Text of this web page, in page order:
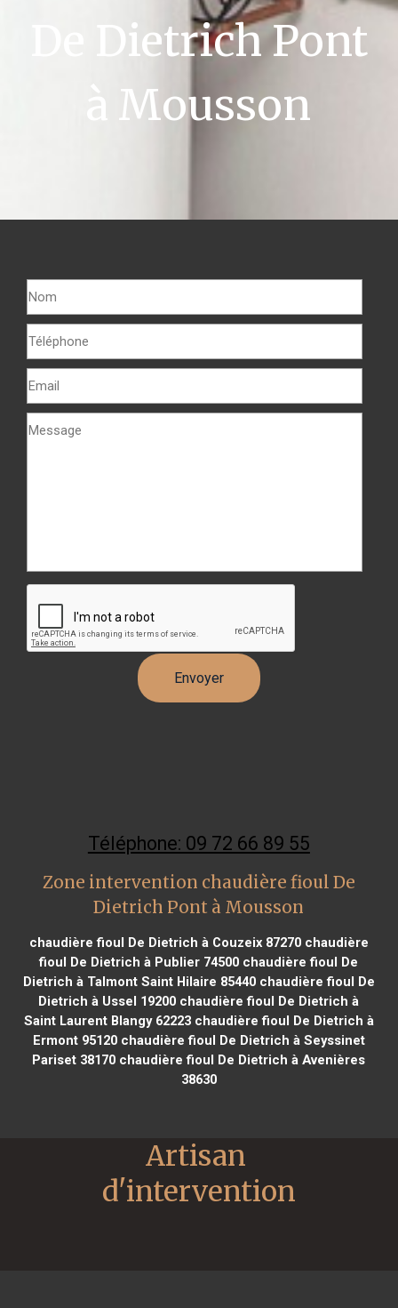
De Dietrich Pont
à Mousson
Téléphone: 09 72 66 89 55
Zone intervention chaudière fioul De
Dietrich Pont à Mousson
chaudière fioul De Dietrich à Couzeix 87270chaudière
fioul De Dietrich à Publier 74500 chaudière fioul De
Dietrich à Talmont Saint Hilaire 85440chaudière fioul De
Dietrich à Ussel 19200 chaudière fioul De Dietrich à
Saint Laurent Blangy 62223chaudière fioul De Dietrich à
Ermont 95120chaudière fioul De Dietrich à Seyssinet
Pariset 38170 chaudière fioul De Dietrich à Avenières
38630
Artisan
d'intervention